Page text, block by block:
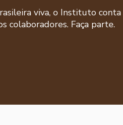
viva, o Instituto conta
colaboradores. Faça parte.